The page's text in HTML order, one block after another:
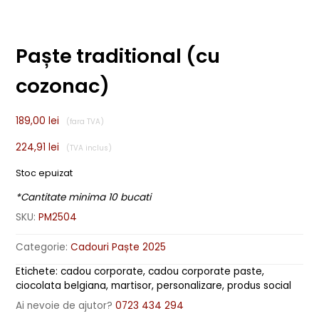
Paște traditional (cu
cozonac)
189,00lei
224,91lei
Stoc epuizat
*Cantitate minima 10 bucati
SKU:PM2504
Categorie:Cadouri Paște 2025
Etichete:cadou corporate,cadou corporate paste,
ciocolata belgiana,martisor,personalizare,produs social
Ai nevoie de ajutor?0723 434 294